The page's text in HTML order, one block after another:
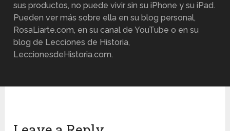
sus productos, no puede vivir sin su iPhone y su iPad.
Pueden ver más sobre ella en su blog personal,
RosaLiarte.com, en su canal de YouTube o en su
blog de Lecciones de Historia,
LeccionesdeHistoria.com.